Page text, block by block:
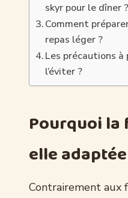
skyr pour le dîner ?
Comment
repas léger ?
Les précautions
l’éviter ?
Pourquoi la
elle
Contrairement aux